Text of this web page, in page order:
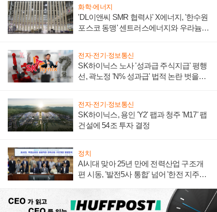
화학·에너지
'DL이앤씨 SMR 협력사' X에너지, '한수원
포스코 동맹' 센트러스에너지와 우라늄
전자·전기·정보통신
SK하이닉스 노사 '성과급 주식지급' 평행
선, 곽노정 'N% 성과급' 법적 논란 벗을지
전자·전기·정보통신
SK하이닉스, 용인 'Y2' 팹과 청주 'M17' 팹
건설에 54조 투자 결정
정치
AI시대 맞아 25년 만에 전력산업 구조개
편 시동, '발전5사 통합' 넘어 '한전 지주사'